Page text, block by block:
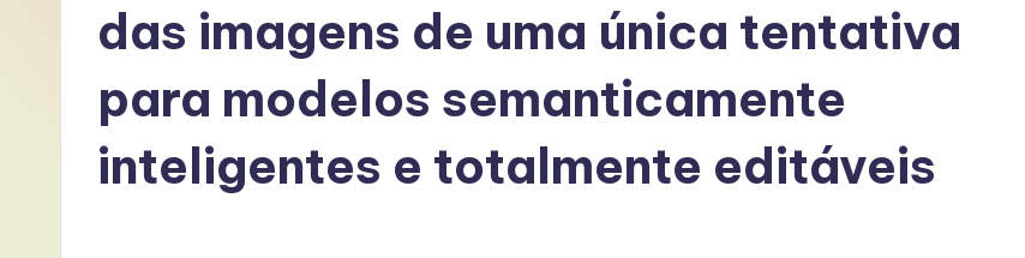
rt
das imagens de uma única tentativa
para modelos semanticamente
inteligentes e totalmente editáveis